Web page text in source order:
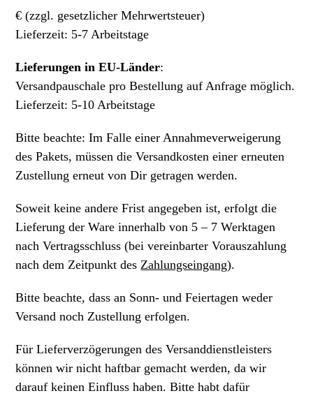
€ (zzgl. gesetzlicher Mehrwertsteuer)
Lieferzeit: 5-7 Arbeitstage
Lieferungen in EU-Länder:
Versandpauschale pro Bestellung auf Anfrage möglich.
Lieferzeit: 5-10 Arbeitstage
Bitte beachte: Im Falle einer Annahmeverweigerung
des Pakets, müssen die Versandkosten einer erneuten
Zustellung erneut von Dir getragen werden.
Soweit keine andere Frist angegeben ist, erfolgt die
Lieferung der Ware innerhalb von 5 – 7 Werktagen
nach Vertragsschluss (bei vereinbarter Vorauszahlung
nach dem Zeitpunkt desZahlungseingang).
Bitte beachte, dass an Sonn- und Feiertagen weder
Versand noch Zustellung erfolgen.
Für Lieferverzögerungen des Versanddienstleisters
können wir nicht haftbar gemacht werden, da wir
darauf keinen Einfluss haben. Bitte habt dafür